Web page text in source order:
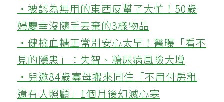
‧被認為無用的東西反幫了大忙！50歲
婦慶幸沒隨手丟棄的3樣物品
‧健檢血糖正常別安心太早！醫曝「看不
見的隱患」：失智、糖尿病風險大增
‧兒邀84歲寡母搬來同住「不用付房租
還有人照顧」1個月後幻滅心寒